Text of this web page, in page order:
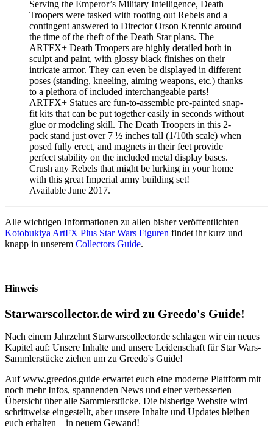
Serving the Emperor’s Military Intelligence, Death
Troopers were tasked with rooting out Rebels and a
contingent answered to Director Orson Krennic around
the time of the theft of the Death Star plans. The
ARTFX+ Death Troopers are highly detailed both in
sculpt and paint, with glossy black finishes on their
intricate armor. They can even be displayed in different
poses (standing, kneeling, aiming weapons, etc.) thanks
to a plethora of included interchangeable parts!
ARTFX+ Statues are fun-to-assemble pre-painted snap-
fit kits that can be put together easily in seconds without
glue or modeling skill. The Death Troopers in this 2-
pack stand just over 7 ½ inches tall (1/10th scale) when
posed fully erect, and magnets in their feet provide
perfect stability on the included metal display bases.
Crush any Rebels that might be lurking in your home
with this great Imperial army building set!
Available June 2017.
Alle wichtigen Informationen zu allen bisher veröffentlichten
Kotobukiya ArtFX Plus Star Wars Figuren findet ihr kurz und
knapp in unserem Collectors Guide.
Hinweis
Starwarscollector.de wird zu Greedo's Guide!
Nach einem Jahrzehnt Starwarscollector.de schlagen wir ein neues
Kapitel auf: Unsere Inhalte und unsere Leidenschaft für Star Wars-
Sammlerstücke ziehen um zu Greedo's Guide!
Auf www.greedos.guide erwartet euch eine moderne Plattform mit
noch mehr Infos, spannenden News und einer verbesserten
Übersicht über alle Sammlerstücke. Die bisherige Website wird
schrittweise eingestellt, aber unsere Inhalte und Updates bleiben
euch erhalten – in neuem Gewand!